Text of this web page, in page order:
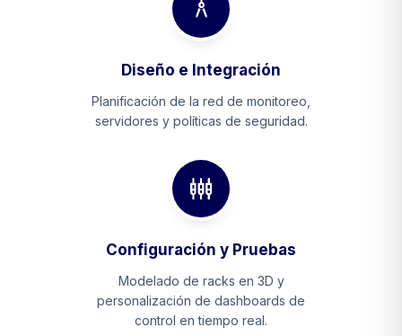
architecture
Diseño e Integración
Planificación de la red de monitoreo,
servidores y políticas de seguridad.
settings_input_component
Configuración y Pruebas
Modelado de racks en 3D y
personalización de dashboards de
control en tiempo real.